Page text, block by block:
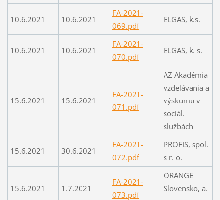
10.6.2021 10.6.2021
FA-2021-
069.pdf
ELGAS, k.s.
10.6.2021 10.6.2021
FA-2021-
070.pdf
ELGAS, k. s.
15.6.2021 15.6.2021
FA-2021-
071.pdf
AZ Akadémia
vzdelávania a
výskumu v
sociál.
službách
15.6.2021 30.6.2021
FA-2021-
072.pdf
PROFIS, spol.
s r. o.
15.6.2021 1.7.2021
FA-2021-
073.pdf
ORANGE
Slovensko, a.